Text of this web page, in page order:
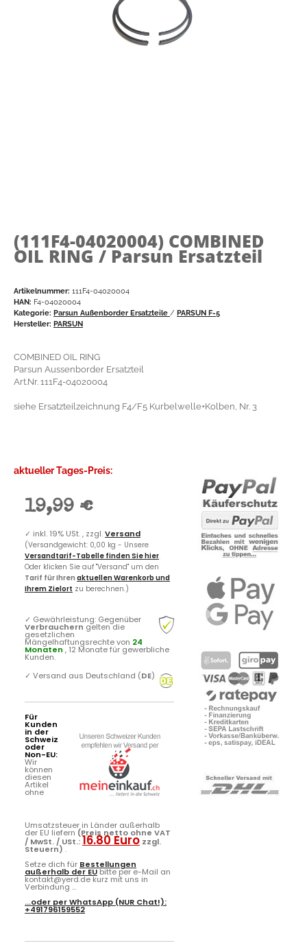
(111F4-04020004) COMBINED
OIL RING / Parsun Ersatzteil
Artikelnummer: 111F4-04020004
HAN: F4-04020004
Kategorie: Parsun Außenborder Ersatzteile / PARSUN F-5
Hersteller: PARSUN
COMBINED OIL RING
Parsun Aussenborder Ersatzteil
Art.Nr. 111F4-04020004
siehe Ersatzteilzeichnung F4/F5 Kurbelwelle+Kolben, Nr. 3
aktueller Tages-Preis:
19,99 €
✓ inkl. 19% USt. , zzgl.Versand
(Versandgewicht: 0,00 kg - Unsere
Versandtarif-Tabelle finden Sie hier.
Oder klicken Sie auf "Versand" um den
Tarif für Ihren aktuellen Warenkorb und
Ihrem Zielort zu berechnen.)
✓ Gewährleistung: Gegenüber
Verbrauchern gelten die
gesetzlichen
Mängelhaftungsrechte von 24
Monaten , 12 Monate für gewerbliche
Kunden.
✓ Versand aus Deutschland (DE)
Für
Kunden
in der
Schweiz
oder
Non-EU:
Wir
können
diesen
Artikel
ohne
Umsatzsteuer in Länder außerhalb
der EU liefern (Preis netto ohne VAT
/ MwSt. / USt.:16.80 Euro zzgl.
Steuern) .
Setze dich für Bestellungen
außerhalb der EUbitte per e-Mail an
kontakt@yerd.de kurz mit uns in
Verbindung ...
...oder perWhatsApp (NUR Chat!):
+491796159552